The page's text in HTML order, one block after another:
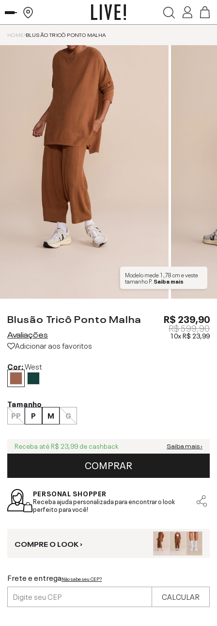
HOME BLUSÃO TRICÔ PONTO MALHA
Modelo mede1,78 cme veste
tamanhoP. Saiba mais
Blusão Tricô Ponto Malha
Avaliações
Adicionar aos favoritos
R$ 239,90
R$ 599,90
10xR$ 23,99
Cor:West
Tamanho
PP
P M G
Receba até R$ 23,99 de cashback Saiba mais ›
COMPRAR
PERSONAL SHOPPER
Receba ajuda personalizada para encontrar o look
perfeito para você!
COMPRE O LOOK ›
Frete e entregaNão sabe seu CEP?
CALCULAR